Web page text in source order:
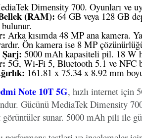
Dimensity 700. Oyunları ve
(RAM): 64 GB veya 128 GB
Arka kısımda 48 MP ana kamera.
Ön kamera ise 8 MP
Şarj: 5000 mAh kapasiteli pil. 18 W
5G, Wi-Fi 5, Bluetooth 5.1 ve NFC
161.81 x 75.34 x 8.92 mm
Note 10T 5G, hızlı internet için
Gücünü MediaTek Dimensity
görüntüler sunar. 5000 mAh pili ile